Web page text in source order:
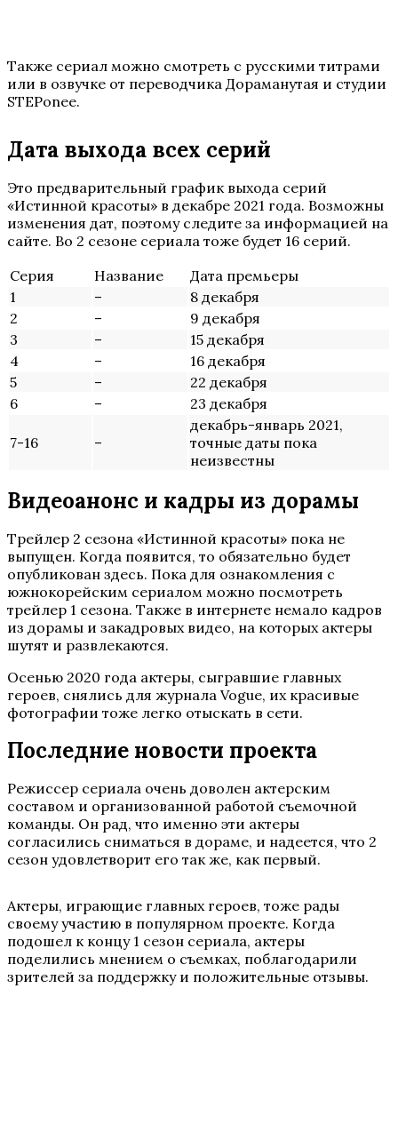
Также сериал можно смотреть с русскими титрами
или в озвучке от переводчика Дораманутая и студии
STEPonee.
Дата выхода всех серий
Это предварительный график выхода серий
«Истинной красоты» в декабре 2021 года. Возможны
изменения дат, поэтому следите за информацией на
сайте. Во 2 сезоне сериала тоже будет 16 серий.
Серия
Название
Дата премьеры
1
–
8 декабря
2
–
9 декабря
3
–
15 декабря
4
–
16 декабря
5
–
22 декабря
6
– 23 декабря
7-16 –
декабрь-январь 2021,
точные даты пока
неизвестны
Видеоанонс и кадры из дорамы
Трейлер 2 сезона «Истинной красоты» пока не
выпущен. Когда появится, то обязательно будет
опубликован здесь. Пока для ознакомления с
южнокорейским сериалом можно посмотреть
трейлер 1 сезона. Также в интернете немало кадров
из дорамы и закадровых видео, на которых актеры
шутят и развлекаются.
Осенью 2020 года актеры, сыгравшие главных
героев, снялись для журнала Vogue, их красивые
фотографии тоже легко отыскать в сети.
Последние новости проекта
Режиссер сериала очень доволен актерским
составом и организованной работой съемочной
команды. Он рад, что именно эти актеры
согласились сниматься в дораме, и надеется, что 2
сезон удовлетворит его так же, как первый.
Актеры, играющие главных героев, тоже рады
своему участию в популярном проекте. Когда
подошел к концу 1 сезон сериала, актеры
поделились мнением о съемках, поблагодарили
зрителей за поддержку и положительные отзывы.